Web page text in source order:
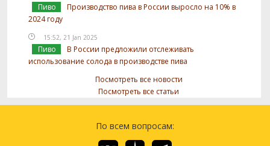
Пиво
Производство пива в России выросло на 10% в
2024 году
15:52, 21 Jan 2025
Пиво
В России предложили отслеживать
использование солода в производстве пива
Посмотреть все новости
Посмотреть все статьи
По всем вопросам: